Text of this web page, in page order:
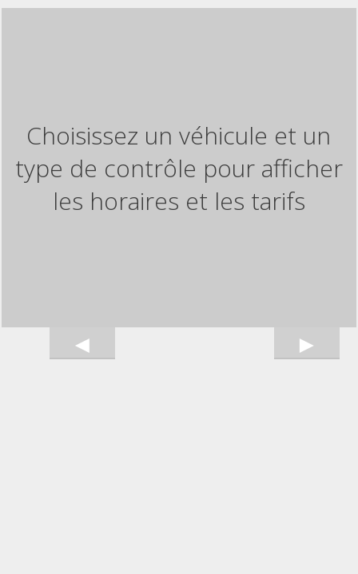
Choisissez un véhicule et un
type de contrôle pour afficher
les horaires et les tarifs